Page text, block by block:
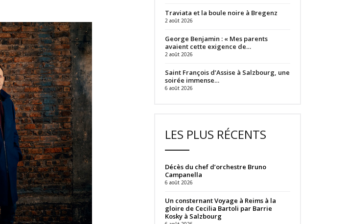
Traviata et la boule noire à Bregenz
2 août 2026
George Benjamin : « Mes parents
avaient cette exigence de…
2 août 2026
Saint François d’Assise à Salzbourg, une
soirée immense…
6 août 2026
LES PLUS RÉCENTS
Décès du chef d’orchestre Bruno
Campanella
6 août 2026
Un consternant Voyage à Reims à la
gloire de Cecilia Bartoli par Barrie
Kosky à Salzbourg